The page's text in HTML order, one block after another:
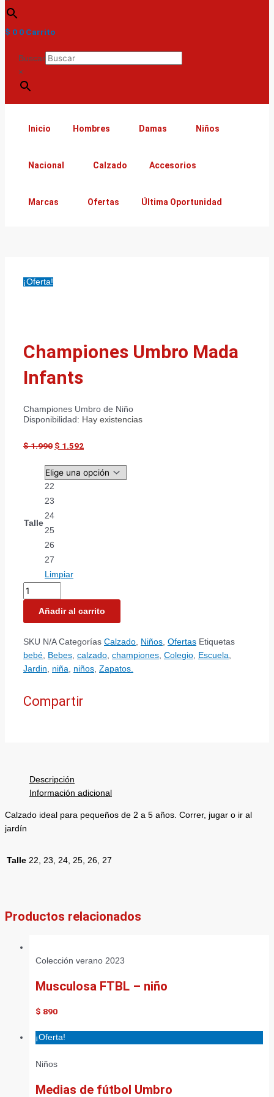
$ 0 0 Carrito
Buscar
×
Inicio Hombres Damas Niños
Nacional Calzado Accesorios
Marcas Ofertas Última Oportunidad
¡Oferta!
Championes Umbro Mada
Infants
Championes Umbro de Niño
Disponibilidad: Hay existencias
$1.990 $ 1.592
Talle
22
23
24
25
26
27
Limpiar
Añadir al carrito
SKU N/A Categorías Calzado, Niños, Ofertas Etiquetas
bebé, Bebes, calzado, championes, Colegio, Escuela,
Jardin, niña, niños, Zapatos.
Compartir
Descripción
Información adicional
Calzado ideal para pequeños de 2 a 5 años. Correr, jugar o ir al
jardín
Talle 22, 23, 24, 25, 26, 27
Productos relacionados
Colección verano 2023
Musculosa FTBL – niño
$ 890
¡Oferta!
Niños
Medias de fútbol Umbro